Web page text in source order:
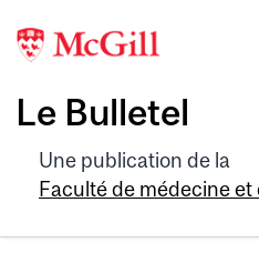
Le Bulletel
Une publication de la
Faculté de médecine